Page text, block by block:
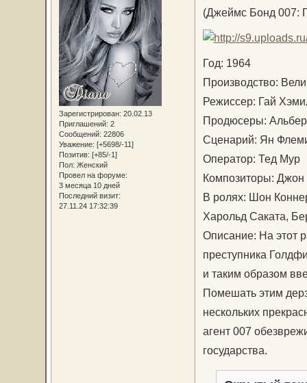
Зарегистрирован: 20.02.13
Приглашений: 2
Сообщений: 22806
Уважение: [+5698/-11]
Позитив: [+85/-1]
Пол: Женский
Провел на форуме:
3 месяца 10 дней
Последний визит:
27.11.24 17:32:39
(Джеймс Бонд 007:
Год: 1964
Производство:
Режиссер: Гай
Продюсеры:
Сценарий: Ян
Оператор: Тед
Композиторы:
В ролях: Шон
Харольд Саката,
Описание: На этот
преступника
и таким образом
Помешать этим
нескольких
агент 007
государства.